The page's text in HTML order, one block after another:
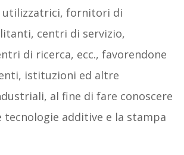
fornitori di
centri di servizio,
di ricerca, ecc., favorendone
istituzioni ed altre
al fine di fare conoscere
tecnologie additive e la stampa